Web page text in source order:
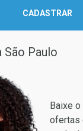
CADASTRAR
São Paulo
Baixe o
ofertas